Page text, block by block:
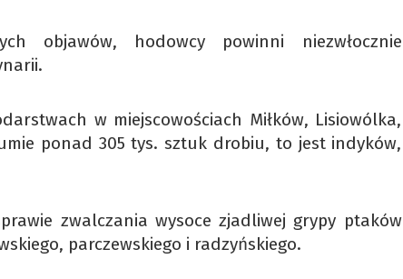
objawów, hodowcy powinni niezwłocznie
w miejscowościach Miłków, Lisiowólka,
ponad 305 tys. sztuk drobiu, to jest indyków,
zwalczania wysoce zjadliwej grypy ptaków
parczewskiego i radzyńskiego.